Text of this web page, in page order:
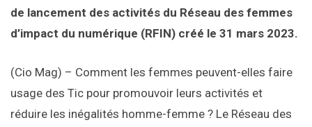
de lancement des activités du Réseau des femmes
d’impact du numérique (RFIN) créé le 31 mars 2023.
(Cio Mag) – Comment les femmes peuvent-elles faire
usage des Tic pour promouvoir leurs activités et
réduire les inégalités homme-femme ? Le Réseau des